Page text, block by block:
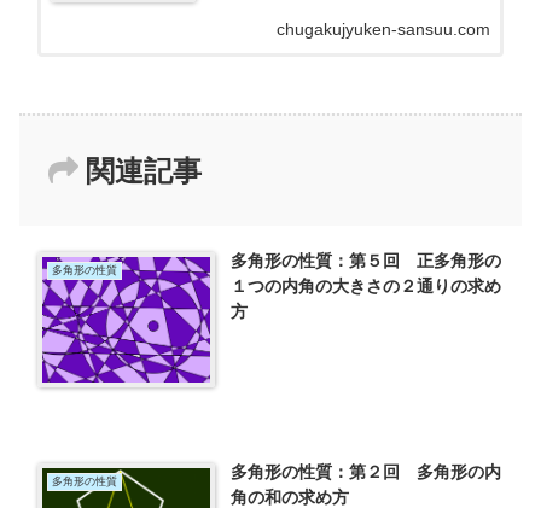
プリントも...chugakujyuken-sansuu.com
関連記事
多角形の性質
多角形の性質：第５回 正多角形の
１つの内角の大きさの２通りの求め
方
多角形の性質
多角形の性質：第２回 多角形の内
角の和の求め方